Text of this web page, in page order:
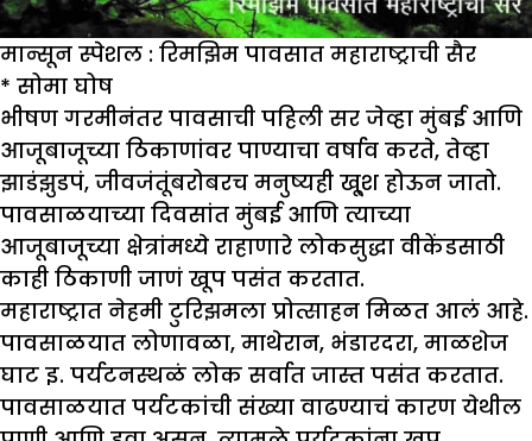
मान्सून स्पेशल : रिमझिम पावसात महाराष्ट्राची सैर
* सोमा घोष
भीषण गरमीनंतर पावसाची पहिली सर जेव्हा मुंबई आणि
आजूबाजूच्या ठिकाणांवर पाण्याचा वर्षाव करते, तेव्हा
झाडंझुडपं, जीवजंतूंबरोबरच मनुष्यही खू्श होऊन जातो.
पावसाळयाच्या दिवसांत मुंबई आणि त्याच्या
आजूबाजूच्या क्षेत्रांमध्ये राहाणारे लोकसुद्धा वीकेंडसाठी
काही ठिकाणी जाणं खूप पसंत करतात.
महाराष्ट्रात नेहमी टुरिझमला प्रोत्साहन मिळत आलं आहे.
पावसाळयात लोणावळा, माथेरान, भंडारदरा, माळशेज
घाट इ. पर्यटनस्थळं लोक सर्वात जास्त पसंत करतात.
पावसाळयात पर्यटकांची संख्या वाढण्याचं कारण येथील